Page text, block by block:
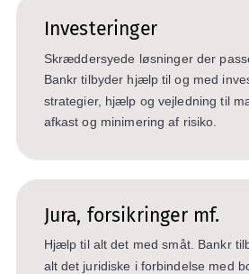
Investeringer
Skræddersyede løsninger der
Bankr tilbyder hjælp til og med
strategier, hjælp og vejledning til
afkast og minimering af risiko.
Jura, forsikringer mf.
Hjælp til alt det med småt. Bankr
alt det juridiske i forbindelse med